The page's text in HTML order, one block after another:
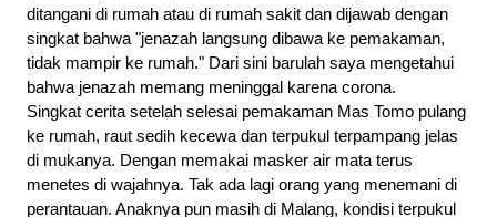
ditangani di rumah atau di rumah sakit dan dijawab dengan
singkat bahwa "jenazah langsung dibawa ke pemakaman,
tidak mampir ke rumah." Dari sini barulah saya mengetahui
bahwa jenazah memang meninggal karena corona.
Singkat cerita setelah selesai pemakaman Mas Tomo pulang
ke rumah, raut sedih kecewa dan terpukul terpampang jelas
di mukanya. Dengan memakai masker air mata terus
menetes di wajahnya. Tak ada lagi orang yang menemani di
perantauan. Anaknya pun masih di Malang, kondisi terpukul